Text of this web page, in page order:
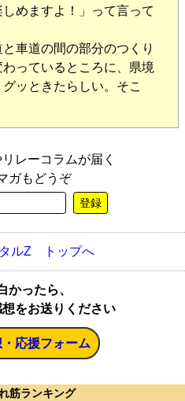
めますよ！」って言って
車道の間の部分のつくり
っているところに、県境
ッときたらしい。そこ
レーコラムが届く
ガもどうぞ
登録
ルZ トップへ
かったら、
をお送りください
応援フォーム
筋ランキング